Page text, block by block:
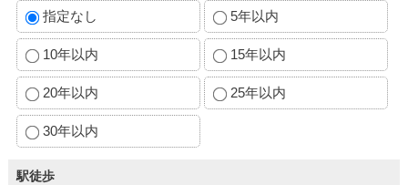
指定なし 5年以内
10年以内 15年以内
20年以内 25年以内
30年以内
駅徒歩